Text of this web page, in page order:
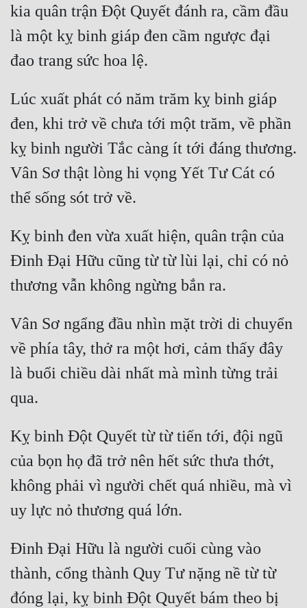
kia quân trận Đột Quyết đánh ra, cầm đầu
là một kỵ binh giáp đen cầm ngược đại
Lúc xuất phát có năm trăm kỵ binh giáp
đen, khi trở về chưa tới một trăm, về phần
kỵ binh người Tắc càng ít tới đáng thương.
Vân Sơ thật lòng hi vọng Yết Tư Cát có
Kỵ binh đen vừa xuất hiện, quân trận của
Đinh Đại Hữu cũng từ từ lùi lại, chỉ có nỏ
Vân Sơ ngẩng đầu nhìn mặt trời di chuyển
về phía tây, thở ra một hơi, cảm thấy đây
là buổi chiều dài nhất mà mình từng trải
Kỵ binh Đột Quyết từ từ tiến tới, đội ngũ
của bọn họ đã trở nên hết sức thưa thớt,
không phải vì người chết quá nhiều, mà vì
Đinh Đại Hữu là người cuối cùng vào
thành, cổng thành Quy Tư nặng nề từ từ
đóng lại, kỵ binh Đột Quyết bám theo bị